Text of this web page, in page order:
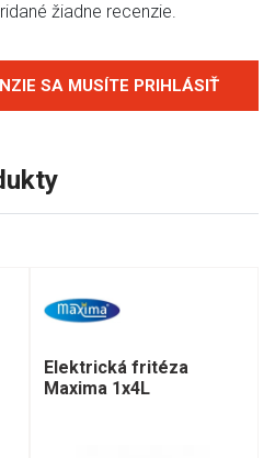
žiadne recenzie.
SA MUSÍTE PRIHLÁSIŤ
Elektrická fritéza
Maxima 1x4L